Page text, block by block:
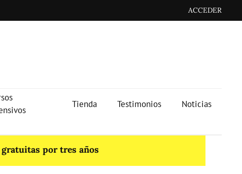
ACCEDER
Tienda Testimonios Noticias
gratuitas por tres años